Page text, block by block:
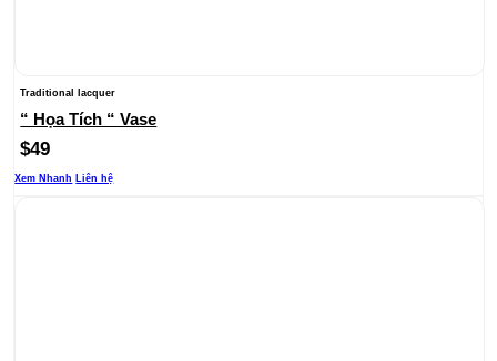
Traditional lacquer
“ Họa Tích “ Vase
$49
Xem Nhanh Liên hệ